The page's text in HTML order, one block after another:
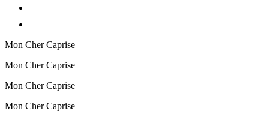
Mon Cher Caprise
Mon Cher Caprise
Mon Cher Caprise
Mon Cher Caprise